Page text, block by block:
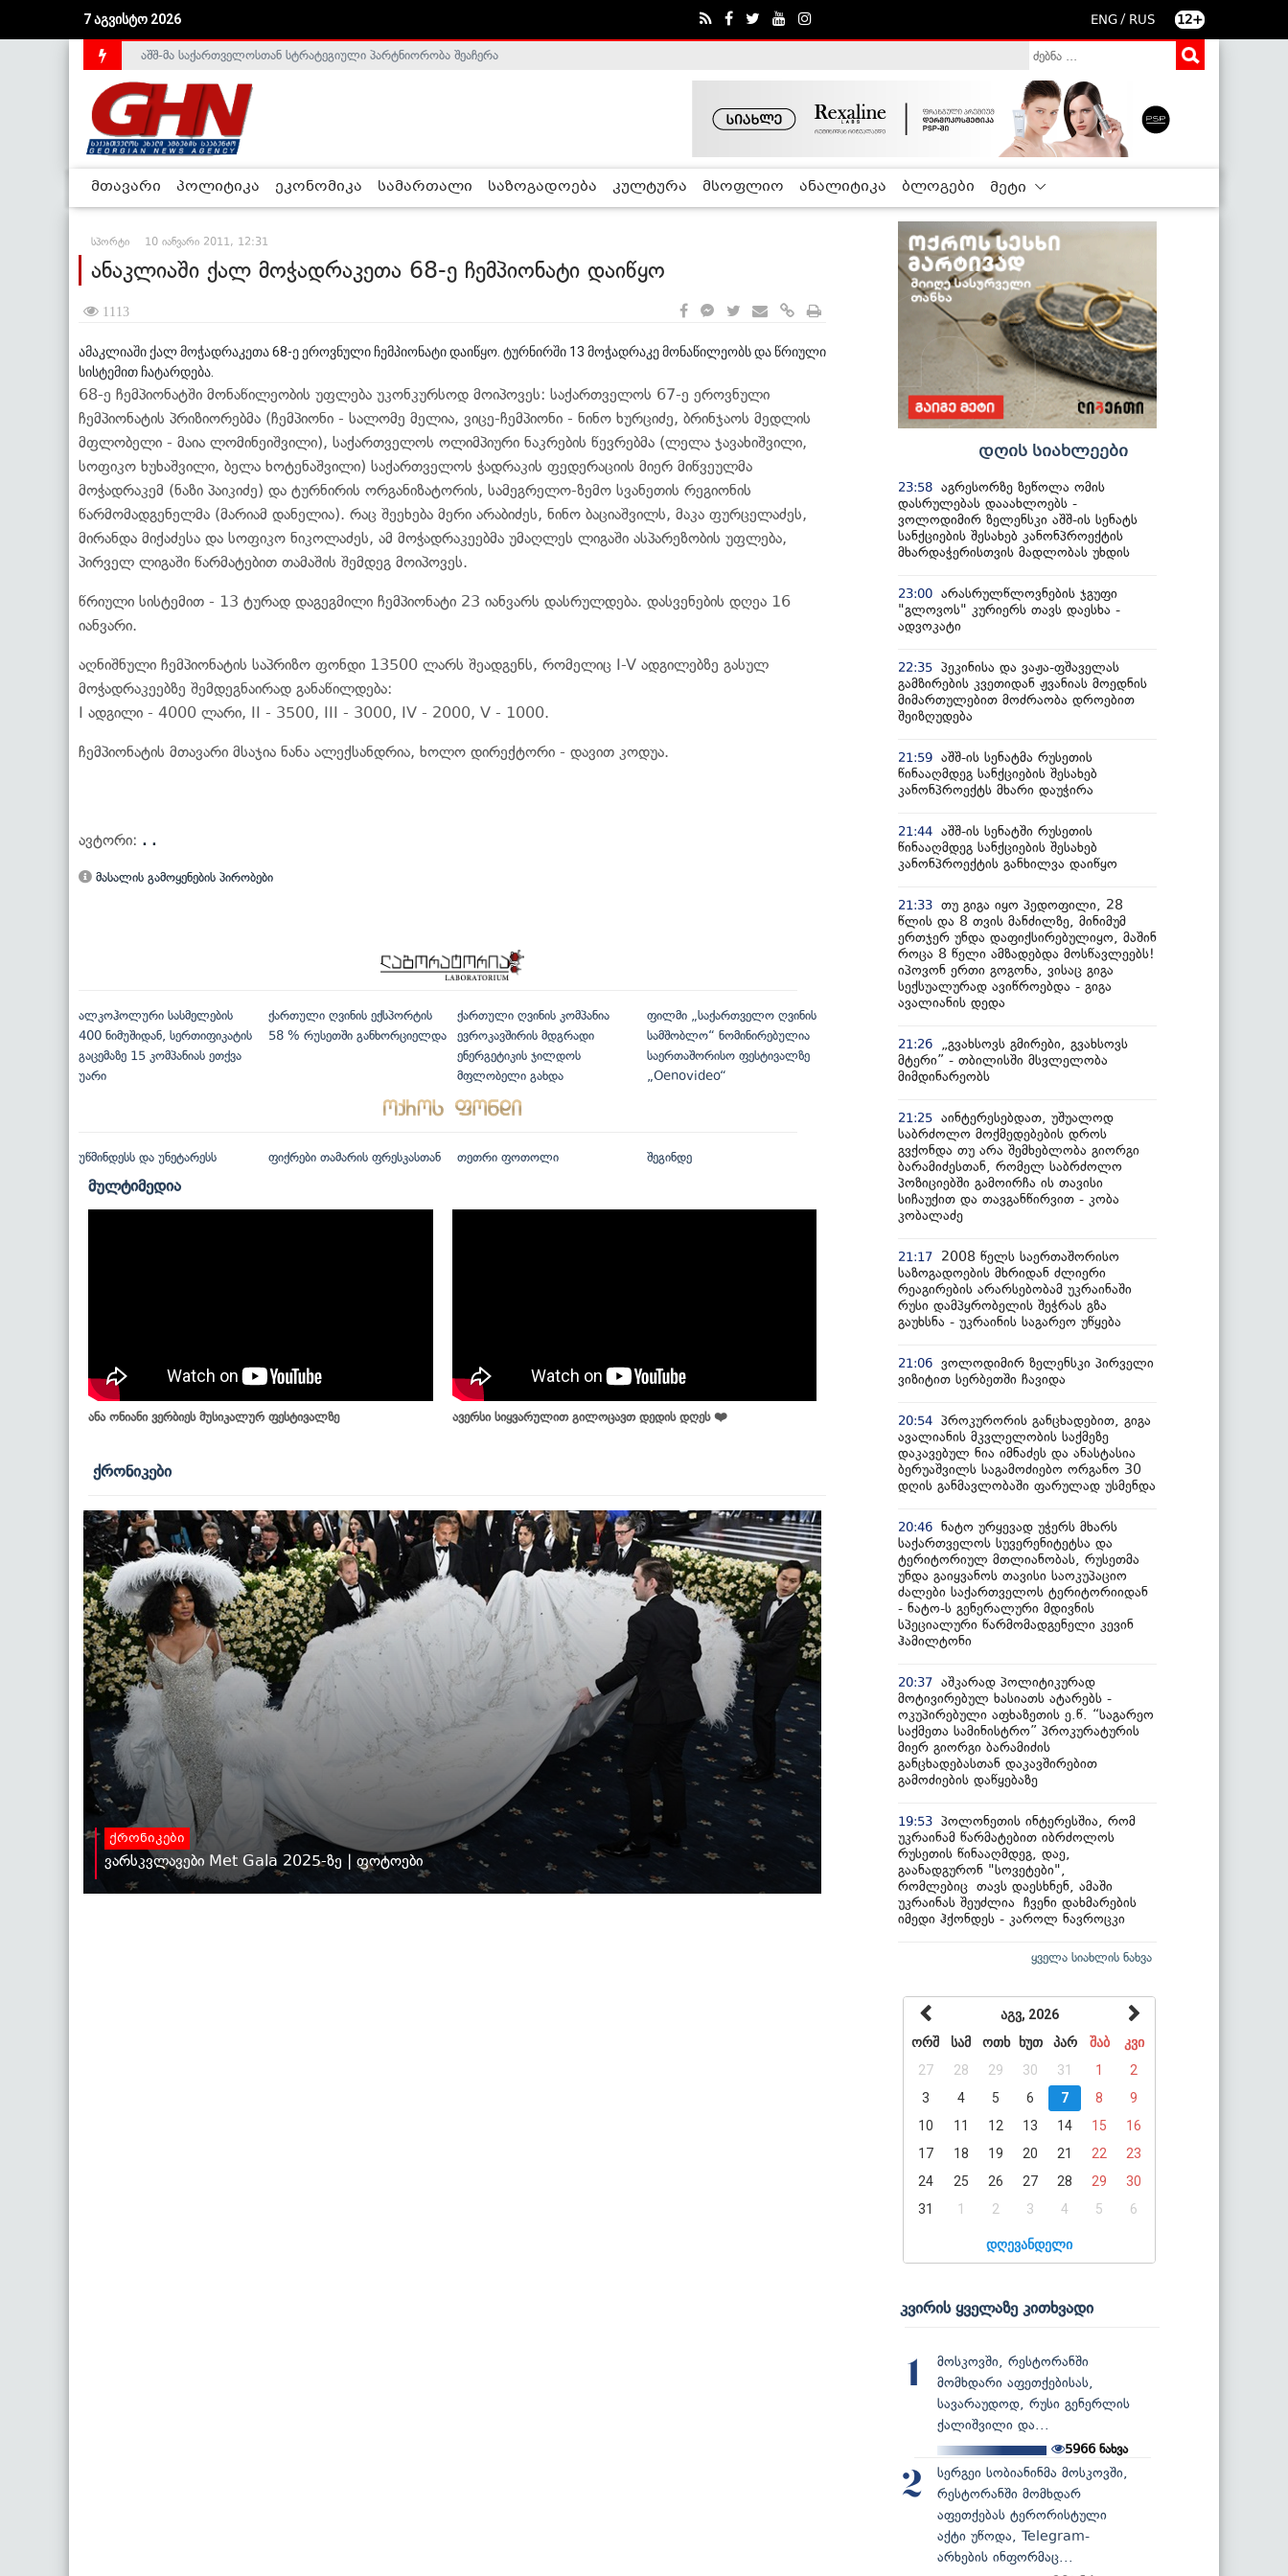
7 აგვისტო 2026 ENG / RUS 12+
საქართველოს დე-ფაქტო მთავრობა არალეგიტიმურია - ჰელსინკის კომისია
აშშ-მა საქართველოსთან სტრატეგიული პარტნიორობა შეაჩერა
მთავარი პოლიტიკა ეკონომიკა სამართალი საზოგადოება კულტურა მსოფლიო ანალიტიკა ბლოგები მეტი
სპორტი 10 იანვარი 2011, 12:31
ანაკლიაში ქალ მოჭადრაკეთა 68-ე ჩემპიონატი დაიწყო
1113
ამაკლიაში ქალ მოჭადრაკეთა 68-ე ეროვნული ჩემპიონატი დაიწყო. ტურნირში 13 მოჭადრაკე მონაწილეობს და წრიული
სისტემით ჩატარდება.
68-ე ჩემპიონატში მონაწილეობის უფლება უკონკურსოდ მოიპოვეს: საქართველოს 67-ე ეროვნული
ჩემპიონატის პრიზიორებმა (ჩემპიონი - სალომე მელია, ვიცე-ჩემპიონი - ნინო ხურციძე, ბრინჯაოს მედლის
მფლობელი - მაია ლომინეიშვილი), საქართველოს ოლიმპიური ნაკრების წევრებმა (ლელა ჯავახიშვილი,
სოფიკო ხუხაშვილი, ბელა ხოტენაშვილი) საქართველოს ჭადრაკის ფედერაციის მიერ მიწვეულმა
მოჭადრაკემ (ნაზი პაიკიძე) და ტურნირის ორგანიზატორის, სამეგრელო-ზემო სვანეთის რეგიონის
წარმომადგენელმა (მარიამ დანელია). რაც შეეხება მერი არაბიძეს, ნინო ბაციაშვილს, მაკა ფურცელაძეს,
მირანდა მიქაძესა და სოფიკო ნიკოლაძეს, ამ მოჭადრაკეებმა უმაღლეს ლიგაში ასპარეზობის უფლება,
პირველ ლიგაში წარმატებით თამაშის შემდეგ მოიპოვეს.
წრიული სისტემით - 13 ტურად დაგეგმილი ჩემპიონატი 23 იანვარს დასრულდება. დასვენების დღეა 16
იანვარი.
აღნიშნული ჩემპიონატის საპრიზო ფონდი 13500 ლარს შეადგენს, რომელიც I-V ადგილებზე გასულ
მოჭადრაკეებზე შემდეგნაირად განაწილდება:
I ადგილი - 4000 ლარი, II - 3500, III - 3000, IV - 2000, V - 1000.
ჩემპიონატის მთავარი მსაჯია ნანა ალექსანდრია, ხოლო დირექტორი - დავით კოდუა.
ავტორი: . .
მასალის გამოყენების პირობები
ალკოჰოლური სასმელების
400 ნიმუშიდან, სერთიფიკატის
გაცემაზე 15 კომპანიას ეთქვა
უარი
ქართული ღვინის ექსპორტის
58 % რუსეთში განხორციელდა
ქართული ღვინის კომპანია
ევროკავშირის მდგრადი
ენერგეტიკის ჯილდოს
მფლობელი გახდა
ფილმი „საქართველო ღვინის
სამშობლო“ ნომინირებულია
საერთაშორისო ფესტივალზე
„Oenovideo“
უწმინდესს და უნეტარესს ფიქრები თამარის ფრესკასთან თეთრი ფოთოლი შეგინდე
მულტიმედია
ანა ონიანი ვერბიეს მუსიკალურ ფესტივალზე ავერსი სიყვარულით გილოცავთ დედის დღეს ❤️
ქრონიკები
ქრონიკები
ვარსკვლავები Met Gala 2025-ზე | ფოტოები
დღის სიახლეები
23:58 აგრესორზე ზეწოლა ომის
დასრულებას დააახლოებს -
ვოლოდიმირ ზელენსკი აშშ-ის სენატს
სანქციების შესახებ კანონპროექტის
მხარდაჭერისთვის მადლობას უხდის
23:00 არასრულწლოვნების ჯგუფი
"გლოვოს" კურიერს თავს დაესხა -
ადვოკატი
22:35 პეკინისა და ვაჟა-ფშაველას
გამზირების კვეთიდან ჟვანიას მოედნის
მიმართულებით მოძრაობა დროებით
შეიზღუდება
21:59 აშშ-ის სენატმა რუსეთის
წინააღმდეგ სანქციების შესახებ
კანონპროექტს მხარი დაუჭირა
21:44 აშშ-ის სენატში რუსეთის
წინააღმდეგ სანქციების შესახებ
კანონპროექტის განხილვა დაიწყო
21:33 თუ გიგა იყო პედოფილი, 28
წლის და 8 თვის მანძილზე, მინიმუმ
ერთჯერ უნდა დაფიქსირებულიყო, მაშინ
როცა 8 წელი ამზადებდა მოსწავლეებს!
იპოვონ ერთი გოგონა, ვისაც გიგა
სექსუალურად ავიწროებდა - გიგა
ავალიანის დედა
21:26
„გვახსოვს გმირები, გვახსოვს
მტერი” - თბილისში მსვლელობა
მიმდინარეობს
21:25 აინტერესებდათ, უშუალოდ
საბრძოლო მოქმედებების დროს
გვქონდა თუ არა შემხებლობა გიორგი
ბარამიძესთან, რომელ საბრძოლო
პოზიციებში გამოირჩა ის თავისი
სიჩაუქით და თავგანწირვით - კობა
კობალაძე
21:17
2008 წელს საერთაშორისო
საზოგადოების მხრიდან ძლიერი
რეაგირების არარსებობამ უკრაინაში
რუსი დამპყრობელის შეჭრას გზა
გაუხსნა - უკრაინის საგარეო უწყება
21:06 ვოლოდიმირ ზელენსკი პირველი
ვიზიტით სერბეთში ჩავიდა
20:54 პროკურორის განცხადებით, გიგა
ავალიანის მკვლელობის საქმეზე
დაკავებულ ნია იმნაძეს და ანასტასია
ბერუაშვილს საგამოძიებო ორგანო 30
დღის განმავლობაში ფარულად უსმენდა
20:46 ნატო ურყევად უჭერს მხარს
საქართველოს სუვერენიტეტსა და
ტერიტორიულ მთლიანობას, რუსეთმა
უნდა გაიყვანოს თავისი საოკუპაციო
ძალები საქართველოს ტერიტორიიდან
- ნატო-ს გენერალური მდივნის
სპეციალური წარმომადგენელი კევინ
ჰამილტონი
20:37 აშკარად პოლიტიკურად
მოტივირებულ ხასიათს ატარებს -
ოკუპირებული აფხაზეთის ე.წ. “საგარეო
საქმეთა სამინისტრო” პროკურატურის
მიერ გიორგი ბარამიძის
განცხადებასთან დაკავშირებით
გამოძიების დაწყებაზე
19:53 პოლონეთის ინტერესშია, რომ
უკრაინამ წარმატებით იბრძოლოს
რუსეთის წინააღმდეგ, დაე,
გაანადგურონ "სოვეტები",
რომლებიც თავს დაესხნენ, ამაში
უკრაინას შეუძლია ჩვენი დახმარების
იმედი ჰქონდეს - კაროლ ნავროცკი
ყველა სიახლის ნახვა
აგვ, 2026
ორშ
სამ ოთხ ხუთ პარ შაბ
კვი
27
28 29 30 31 1
2
3
4 5 6 7 8
9
10
11 12 13 14 15
16
17
18 19 20 21 22
23
24
25 26 27 28 29
30
31
1 2 3 4 5 6
დღევანდელი
კვირის ყველაზე კითხვადი
1
მოსკოვში, რესტორანში
მომხდარი აფეთქებისას,
სავარაუდოდ, რუსი გენერლის
ქალიშვილი და...
5966ნახვა
2
სერგეი სობიანინმა მოსკოვში,
რესტორანში მომხდარ
აფეთქებას ტერორისტული
აქტი უწოდა, Telegram-
არხების ინფორმაც...